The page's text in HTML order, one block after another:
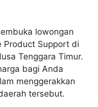
lowongan
Product Support di
Tenggara Timur.
bagi Anda
menggerakkan
tersebut.